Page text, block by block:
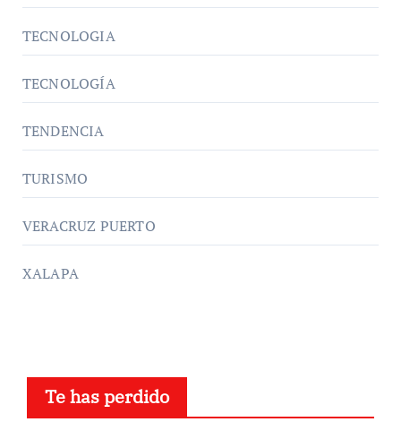
TECNOLOGIA
TECNOLOGÍA
TENDENCIA
TURISMO
VERACRUZ PUERTO
XALAPA
Te has perdido